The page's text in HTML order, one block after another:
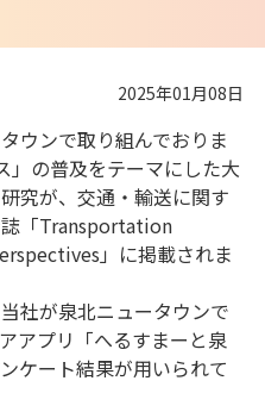
2025年01月08日
ウンで取り組んでおりま
」の普及をテーマにした大
究が、交通・輸送に関す
「Transportation
」に掲載されま
社が泉北ニュータウンで
アプリ「へるすまーと泉
ケート結果が用いられて